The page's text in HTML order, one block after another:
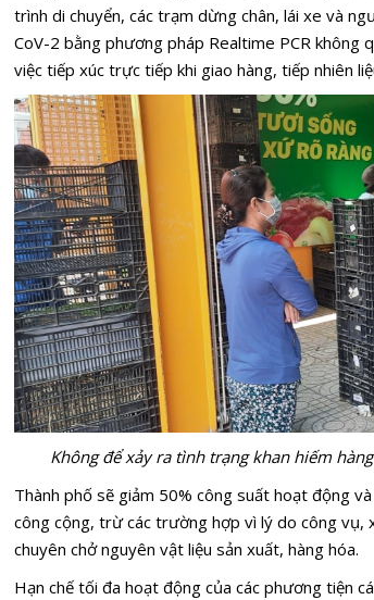
trình di chuyển, các trạm dừng chân, lái xe và
CoV-2 bằng phương pháp Realtime PCR không
việc tiếp xúc trực tiếp khi giao hàng, tiếp nhiên
Không để xảy ra tình trạng khan hiếm
Thành phố sẽ giảm 50% công suất hoạt động
công cộng, trừ các trường hợp vì lý do công vụ,
chuyên chở nguyên vật liệu sản xuất, hàng hóa.
Hạn chế tối đa hoạt động của các phương tiện